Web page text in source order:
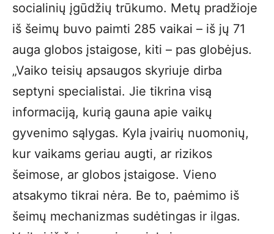
socialinių įgūdžių trūkumo. Metų pradžioje
iš šeimų buvo paimti 285 vaikai – iš jų 71
auga globos įstaigose, kiti – pas globėjus.
„Vaiko teisių apsaugos skyriuje dirba
septyni specialistai. Jie tikrina visą
informaciją, kurią gauna apie vaikų
gyvenimo sąlygas. Kyla įvairių nuomonių,
kur vaikams geriau augti, ar rizikos
šeimose, ar globos įstaigose. Vieno
atsakymo tikrai nėra. Be to, paėmimo iš
šeimų mechanizmas sudėtingas ir ilgas.